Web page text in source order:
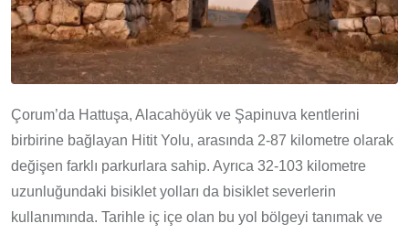
Çorum’da Hattuşa, Alacahöyük ve Şapinuva kentlerini
birbirine bağlayan Hitit Yolu, arasında 2-87 kilometre olarak
değişen farklı parkurlara sahip. Ayrıca 32-103 kilometre
uzunluğundaki bisiklet yolları da bisiklet severlerin
kullanımında. Tarihle iç içe olan bu yol bölgeyi tanımak ve